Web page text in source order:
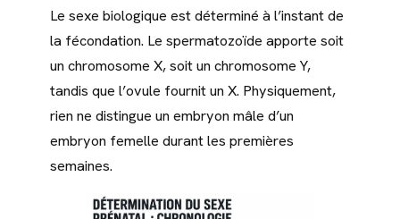
Le sexe biologique est déterminé à l’instant de
la fécondation. Le spermatozoïde apporte soit
un chromosome X, soit un chromosome Y,
tandis que l’ovule fournit un X. Physiquement,
rien ne distingue un embryon mâle d’un
embryon femelle durant les premières
semaines.